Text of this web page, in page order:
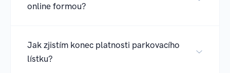
online formou?
Jak zjistím konec platnosti parkovacího
lístku?